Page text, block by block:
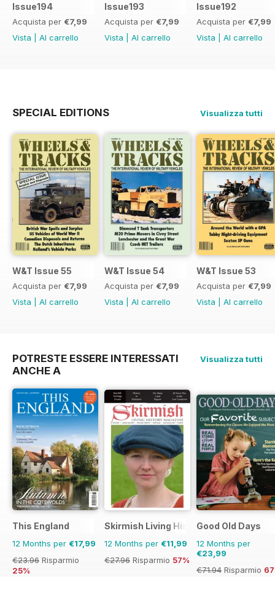
Issue194
Acquista per €7,99
Vista
Al carrello
Issue193
Acquista per €7,99
Vista
Al carrello
Issue192
Acquista per €7,99
Vista
Al carrello
SPECIAL EDITIONS Visualizza tutti
W&T Issue 55
Acquista per €7,99
Vista
Al carrello
W&T Issue 54
Acquista per €7,99
Vista
Al carrello
W&T Issue 53
Acquista per €7,99
Vista
Al carrello
POTRESTE ESSERE INTERESSATI
ANCHE A
Visualizza tutti
This England
12 Months per €17,99
€23.96 Risparmio
25%
Skirmish Living History
12 Months per €11,99
€27.96 Risparmio 57%
Good Old Days
12 Months per
€23,99
€71.94 Risparmio